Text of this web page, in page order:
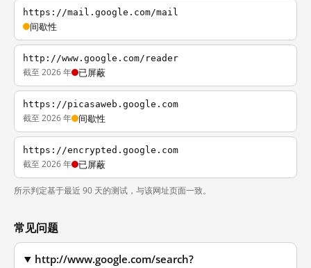
https://mail.google.com/mail
间歇性
http://www.google.com/reader
截至 2026 年 已屏蔽
https://picasaweb.google.com
截至 2026 年 间歇性
https://encrypted.google.com
截至 2026 年 已屏蔽
所示判定基于最近 90 天的测试，与该网址页面一致。
常见问题
http://www.google.com/search?